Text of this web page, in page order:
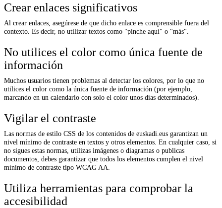
Crear enlaces significativos
Al crear enlaces, asegúrese de que dicho enlace es comprensible fuera del
contexto. Es decir, no utilizar textos como "pinche aquí" o "más".
No utilices el color como única fuente de
información
Muchos usuarios tienen problemas al detectar los colores, por lo que no
utilices el color como la única fuente de información (por ejemplo,
marcando en un calendario con solo el color unos días determinados).
Vigilar el contraste
Las normas de estilo CSS de los contenidos de euskadi.eus garantizan un
nivel mínimo de contraste en textos y otros elementos. En cualquier caso, si
no sigues estas normas, utilizas imágenes o diagramas o publicas
documentos, debes garantizar que todos los elementos cumplen el nivel
mínimo de contraste tipo WCAG AA.
Utiliza herramientas para comprobar la
accesibilidad